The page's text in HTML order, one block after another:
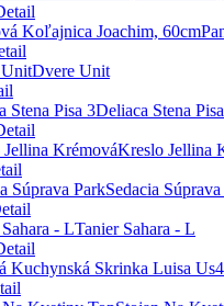
Dvere Unit
Deliaca Stena
Kreslo Jellina
Sedacia
Tanier Sahara - L